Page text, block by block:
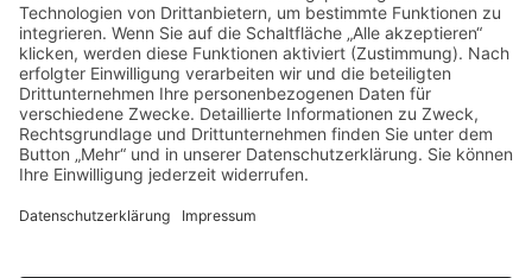
alle Partien nachspielen
Rundenergebnisse
Fortschrittstabelle
Video: Freitag, 25.11.
Video: Samstag, 26.11.
Video: Sonntag, 27.11.
Ausstellung der Schach- und Kulturstiftung GHS
wir danken den Sponsoren